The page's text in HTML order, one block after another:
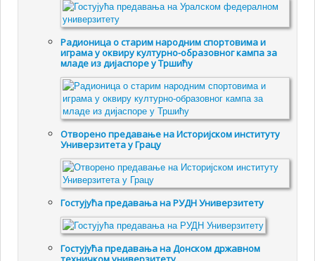
Радионица о старим народним спортовима и
играма у оквиру културно-образовног кампа за
младе из дијаспоре у Тршићу
Отворено предавање на Историјском институту
Универзитета у Грацу
Гостујућa предавањa на РУДН Универзитету
Гостујућа предавања на Донском државном